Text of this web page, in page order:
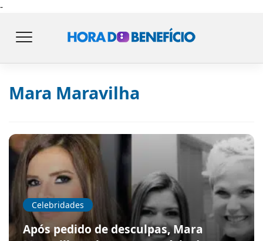
-
Mara Maravilha
Celebridades
Após pedido de desculpas, Mara